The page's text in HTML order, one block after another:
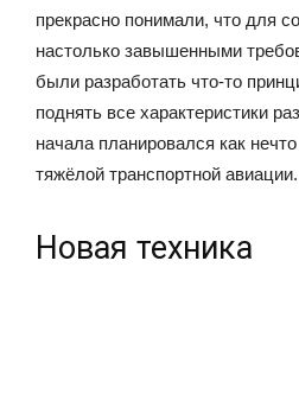
прекрасно понимали, что для
настолько завышенными
были разработать что-то
поднять все характеристики
начала планировался как
тяжёлой транспортной авиации.
Новая техника